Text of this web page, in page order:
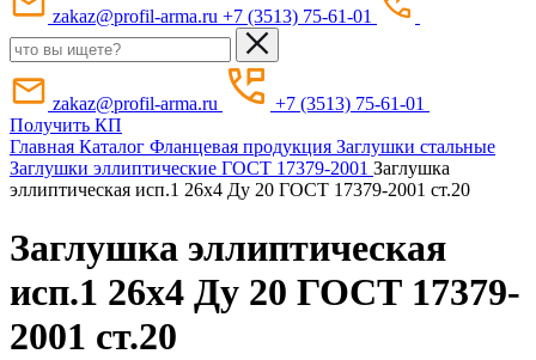
zakaz@profil-arma.ru +7 (3513) 75-61-01
zakaz@profil-arma.ru
+7 (3513) 75-61-01
Получить КП
Главная Каталог Фланцевая продукция Заглушки стальные
Заглушки эллиптические ГОСТ 17379-2001 Заглушка
эллиптическая исп.1 26х4 Ду 20 ГОСТ 17379-2001 ст.20
Заглушка эллиптическая
исп.1 26х4 Ду 20 ГОСТ 17379-
2001 ст.20